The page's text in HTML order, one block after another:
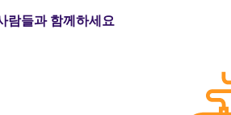
람들과 함께하세요